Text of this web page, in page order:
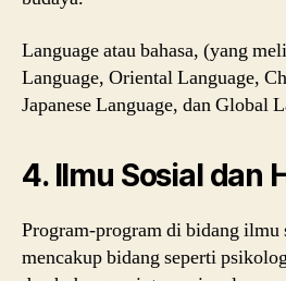
Language atau bahasa, (yang
Language, Oriental Language,
Japanese Language, dan Global
4. Ilmu Sosial dan
Program-program di bidang ilmu
mencakup bidang seperti